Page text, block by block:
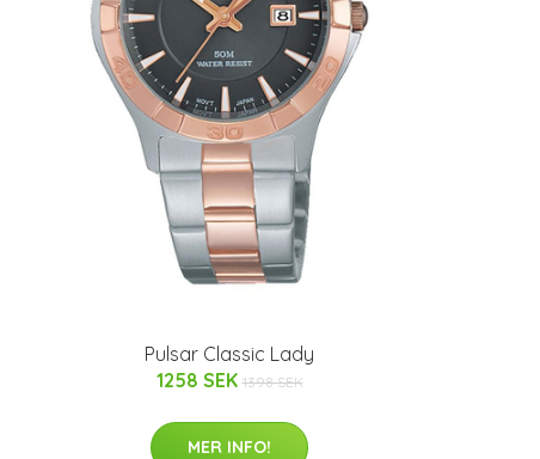
Pulsar Classic Lady
1258 SEK 1398 SEK
MER INFO!